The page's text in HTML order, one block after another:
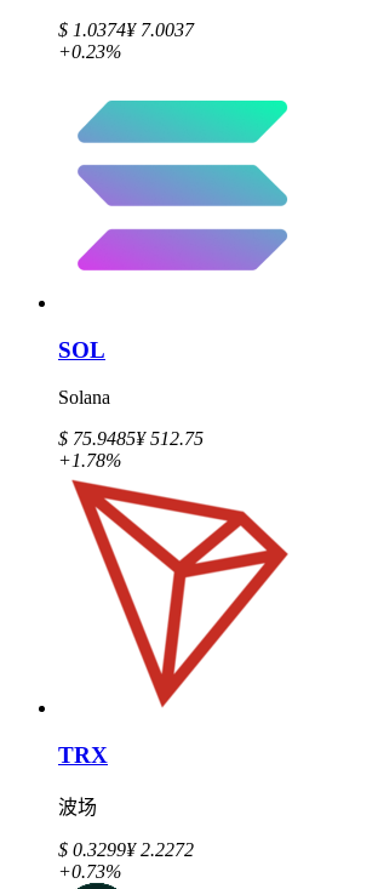
$ 1.0374¥ 7.0037
+0.23%
SOL
Solana
$ 75.9485¥ 512.75
+1.78%
TRX
波场
$ 0.3299¥ 2.2272
+0.73%